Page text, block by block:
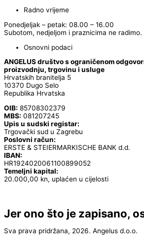
Radno vrijeme
Ponedjeljak – petak: 08.00 – 16.00
Subotom, nedjeljom i praznicima ne radimo.
Osnovni podaci
ANGELUS društvo s ograničenom
proizvodnju, trgovinu i usluge
Hrvatskih branitelja 5
10370 Dugo Selo
Republika Hrvatska
OIB: 85708302379
MBS: 081207245
Upis u sudski registar:
Trgovački sud u Zagrebu
Poslovni račun:
ERSTE & STEIERMARKISCHE BANK d.d.
IBAN:
HR1924020061100899052
Temeljni kapital:
20.000,00 kn, uplaćen u cijelosti
Jer ono što je zapisano,
Sva prava pridržana, 2026. Angelus d.o.o.